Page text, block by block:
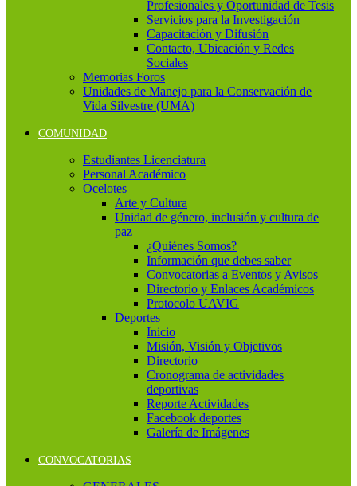
Profesionales y Oportunidad de Tesis
Servicios para la Investigación
Capacitación y Difusión
Contacto, Ubicación y Redes
Sociales
Memorias Foros
Unidades de Manejo para la Conservación de
Vida Silvestre (UMA)
COMUNIDAD
Estudiantes Licenciatura
Personal Académico
Ocelotes
Arte y Cultura
Unidad de género, inclusión y cultura de
paz
¿Quiénes Somos?
Información que debes saber
Convocatorias a Eventos y Avisos
Directorio y Enlaces Académicos
Protocolo UAVIG
Deportes
Inicio
Misión, Visión y Objetivos
Directorio
Cronograma de actividades
deportivas
Reporte Actividades
Facebook deportes
Galería de Imágenes
CONVOCATORIAS